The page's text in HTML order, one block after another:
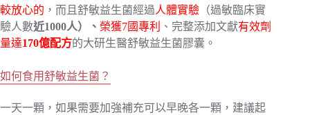
較放心的 ，而且舒敏益生菌經過人體實驗 （過敏臨床實
驗人數近1000人）、 榮獲7國專利 、完整添加文獻有效劑
量達170億配方的大研生醫舒敏益生菌膠囊。
如何食用舒敏益生菌？
一天一顆，如果需要加強補充可以早晚各一顆，建議起